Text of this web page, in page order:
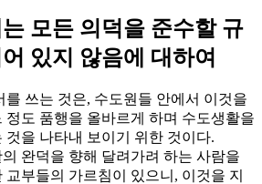
모든 의덕을 준수할 규
있지 않음에 대하여
를 쓰는 것은, 수도원들 안에서 이것을
정도 품행을 올바르게 하며 수도생활을
것을 나타내 보이기 위한 것이다.
완덕을 향해 달려가려 하는 사람을
교부들의 가르침이 있으니, 이것을 지